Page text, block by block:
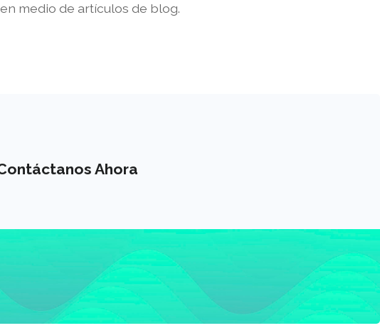
medio de artículos de blog.
Ahora